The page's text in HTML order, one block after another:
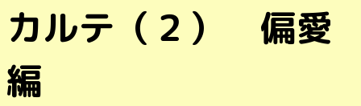
カルテ（２） 偏愛
編